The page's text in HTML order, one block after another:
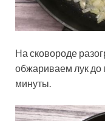
На сковороде
обжариваем лук до
минуты.